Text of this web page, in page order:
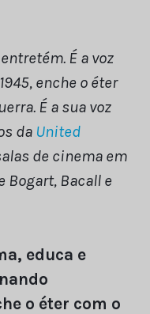
É a voz
enche o éter
É a sua voz
da United
de cinema em
Bogart, Bacall e
educa e
o éter com o